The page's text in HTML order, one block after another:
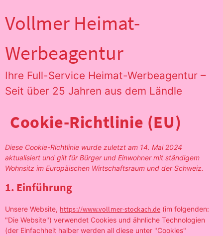
Vollmer Heimat-
Werbeagentur
Ihre Full-Service Heimat-Werbeagentur –
Seit über 25 Jahren aus dem Ländle
Cookie-Richtlinie (EU)
Diese Cookie-Richtlinie wurde zuletzt am 14. Mai 2024
aktualisiert und gilt für Bürger und Einwohner mit ständigem
Wohnsitz im Europäischen Wirtschaftsraum und der Schweiz.
1. Einführung
Unsere Website, https://www.vollmer-stockach.de (im folgenden:
"Die Website") verwendet Cookies und ähnliche Technologien
(der Einfachheit halber werden all diese unter "Cookies"